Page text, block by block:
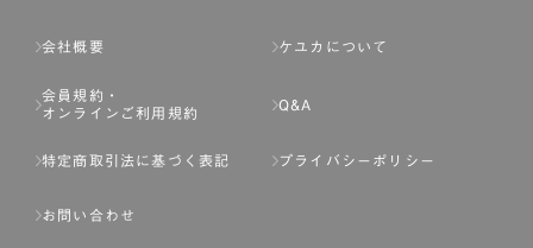
会社概要 ケユカについて
会員規約・
オンラインご利用規約
Q&A
特定商取引法に基づく表記 プライバシーポリシー
お問い合わせ